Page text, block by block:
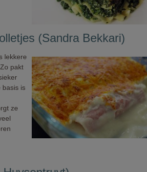
(Sandra Bekkari)
lekkere
pakt
basis is
ze